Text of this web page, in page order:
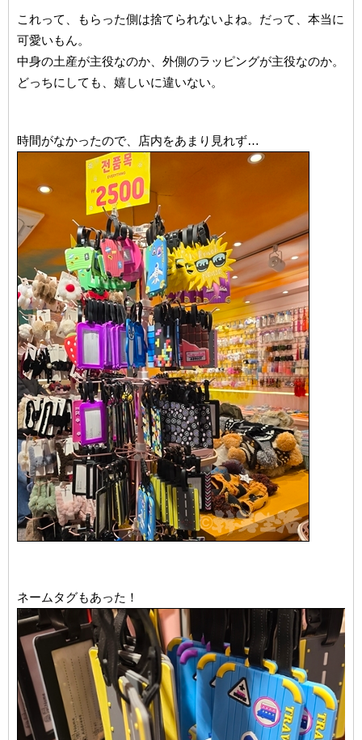
これって、もらった側は捨てられないよね。だって、本当に
可愛いもん。
中身の土産が主役なのか、外側のラッピングが主役なのか。
どっちにしても、嬉しいに違いない。
時間がなかったので、店内をあまり見れず…
ネームタグもあった！